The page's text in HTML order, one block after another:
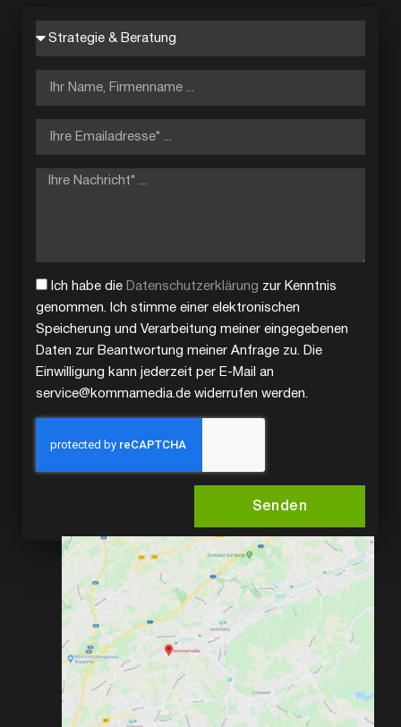
Ich habe die Datenschutzerklärung zur Kenntnis
genommen. Ich stimme einer elektronischen
Speicherung und Verarbeitung meiner eingegebenen
Daten zur Beantwortung meiner Anfrage zu. Die
Einwilligung kann jederzeit per E-Mail an
service@kommamedia.de widerrufen werden.
Senden